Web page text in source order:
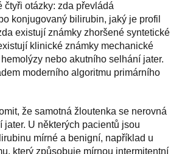
čtyři otázky: zda převládá
konjugovaný bilirubin, jaký je profil
existují známky zhoršené syntetické
klinické známky mechanické
nebo akutního selhání jater.
moderního algoritmu primárního
že samotná žloutenka se nerovná
jater. U některých pacientů jsou
mírné a benigní, například u
který způsobuje mírnou intermitentní